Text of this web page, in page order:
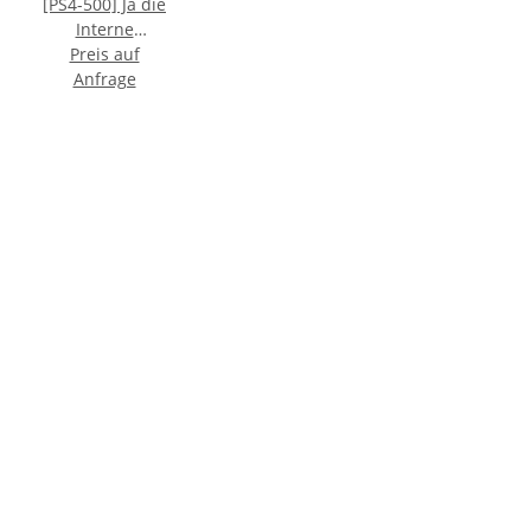
Interne
Festplatte ist
vorhanden und
Preis auf
Anfrage